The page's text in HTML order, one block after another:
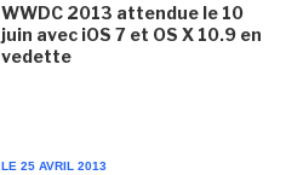
WWDC 2013 attendue le 10
juin avec iOS 7 et OS X 10.9 en
vedette
LE 25 AVRIL 2013